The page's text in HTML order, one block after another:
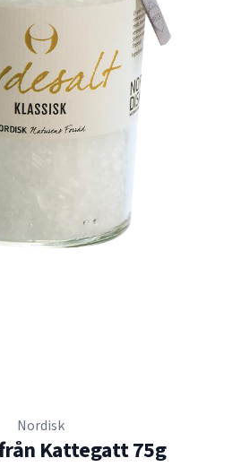
Nordisk
Kattegatt 75g